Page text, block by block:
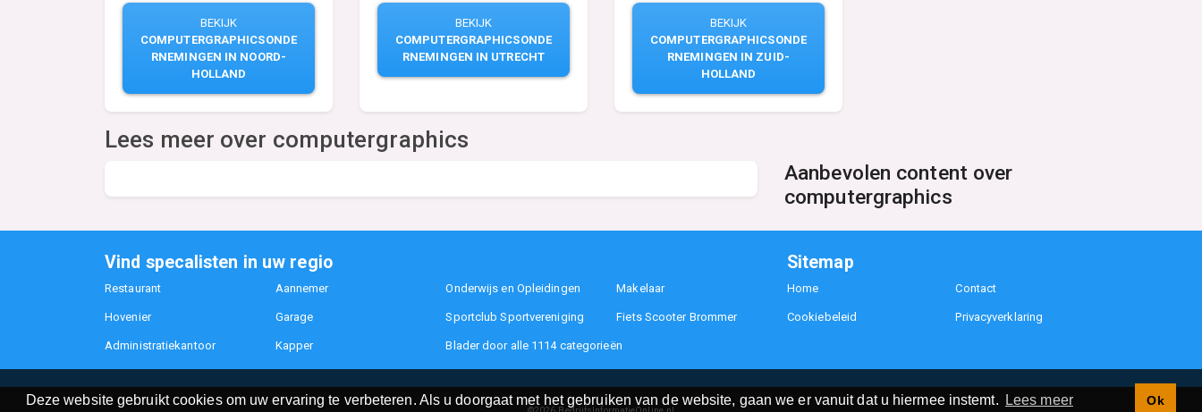
Deze website gebruikt cookies om uw ervaring te verbeteren. Als u doorgaat met het gebruiken van de website, gaan we er vanuit dat u hiermee instemt. Lees meer Ok
BEKIJK
COMPUTERGRAPHICSONDE
RNEMINGEN IN NOORD-
HOLLAND
BEKIJK
COMPUTERGRAPHICSONDE
RNEMINGEN IN UTRECHT
BEKIJK
COMPUTERGRAPHICSONDE
RNEMINGEN IN ZUID-
HOLLAND
Lees meer over computergraphics
Aanbevolen content over
computergraphics
Vind specalisten in uw regio
Restaurant Aannemer Onderwijs en Opleidingen Makelaar
Hovenier Garage Sportclub Sportvereniging Fiets Scooter Brommer
Administratiekantoor Kapper Blader door alle 1114 categorieën
Sitemap
Home Contact
Cookiebeleid Privacyverklaring